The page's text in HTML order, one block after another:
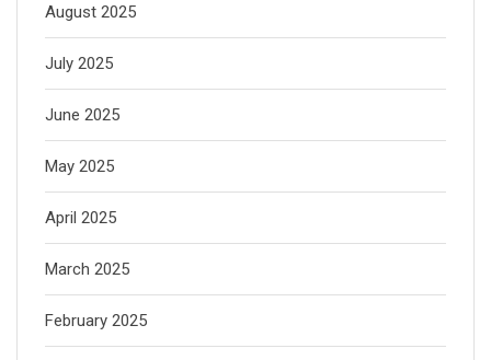
August 2025
July 2025
June 2025
May 2025
April 2025
March 2025
February 2025